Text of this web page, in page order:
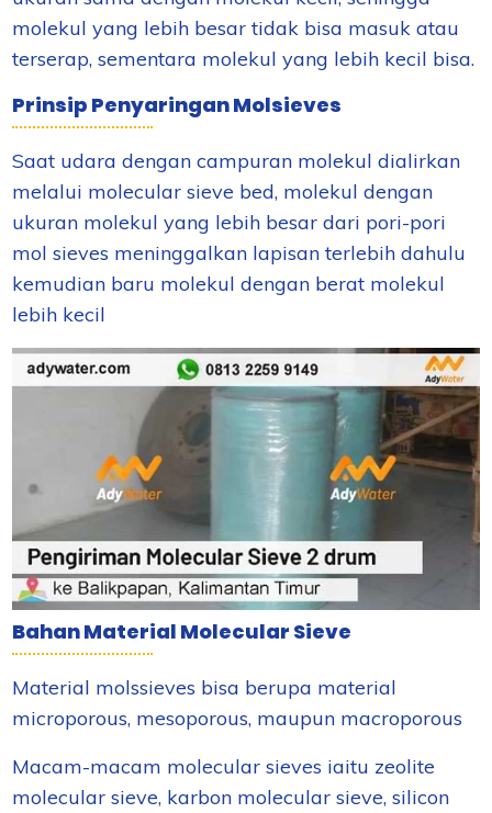
molekul yang lebih besar tidak bisa masuk atau
terserap, sementara molekul yang lebih kecil bisa.
Prinsip Penyaringan Molsieves
Saat udara dengan campuran molekul dialirkan
melalui molecular sieve bed, molekul dengan
ukuran molekul yang lebih besar dari pori-pori
mol sieves meninggalkan lapisan terlebih dahulu
kemudian baru molekul dengan berat molekul
lebih kecil
Bahan Material Molecular Sieve
Material molssieves bisa berupa material
microporous, mesoporous, maupun macroporous
Macam-macam molecular sieves iaitu zeolite
molecular sieve, karbon molecular sieve, silicon